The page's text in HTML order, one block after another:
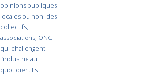
opinions publiques
locales ou non, des
collectifs,
associations, ONG
qui challengent
l’industrie au
quotidien. Ils